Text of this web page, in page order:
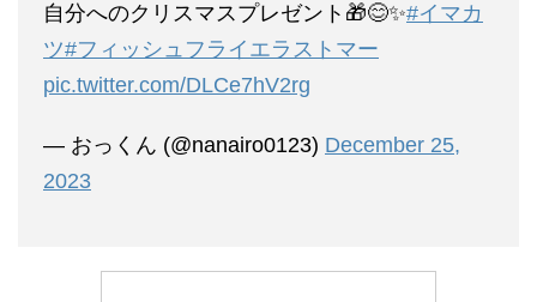
自分へのクリスマスプレゼント🎁😊✨#イマカ
ツ#フィッシュフライエラストマー
pic.twitter.com/DLCe7hV2rg
— おっくん (@nanairo0123) December 25,
2023